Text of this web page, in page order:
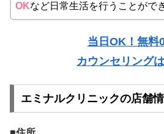
OKなど日常生活を行うことがで
当日OK！無料
カウンセリング
エミナルクリニックの店舗